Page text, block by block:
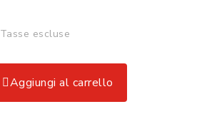
Tasse escluse
Aggiungi al carrello